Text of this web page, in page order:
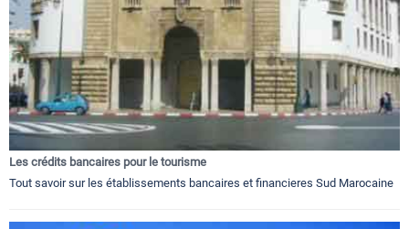
Les crédits bancaires pour le tourisme
Tout savoir sur les établissements bancaires et financieres Sud Marocaine